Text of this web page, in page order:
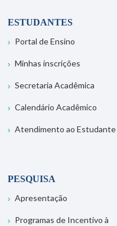
ESTUDANTES
Portal de Ensino
Minhas inscrições
Secretaria Acadêmica
Calendário Acadêmico
Atendimento ao Estudante
PESQUISA
Apresentação
Programas de Incentivo à